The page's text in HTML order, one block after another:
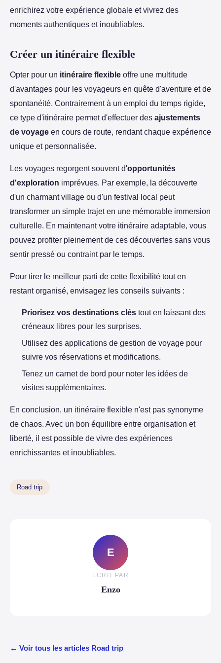
enrichirez votre expérience globale et vivrez des
moments authentiques et inoubliables.
Créer un itinéraire flexible
Opter pour un itinéraire flexible offre une multitude
d'avantages pour les voyageurs en quête d'aventure et de
spontanéité. Contrairement à un emploi du temps rigide,
ce type d'itinéraire permet d'effectuer des ajustements
de voyage en cours de route, rendant chaque expérience
unique et personnalisée.
Les voyages regorgent souvent d'opportunités
d'exploration imprévues. Par exemple, la découverte
d'un charmant village ou d'un festival local peut
transformer un simple trajet en une mémorable immersion
culturelle. En maintenant votre itinéraire adaptable, vous
pouvez profiter pleinement de ces découvertes sans vous
sentir pressé ou contraint par le temps.
Pour tirer le meilleur parti de cette flexibilité tout en
restant organisé, envisagez les conseils suivants :
Priorisez vos destinations clés tout en laissant des
créneaux libres pour les surprises.
Utilisez des applications de gestion de voyage pour
suivre vos réservations et modifications.
Tenez un carnet de bord pour noter les idées de
visites supplémentaires.
En conclusion, un itinéraire flexible n'est pas synonyme
de chaos. Avec un bon équilibre entre organisation et
liberté, il est possible de vivre des expériences
enrichissantes et inoubliables.
Road trip
E
ECRIT PAR
Enzo
← Voir tous les articles Road trip